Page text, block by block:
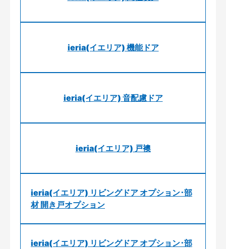
ieria(イエリア) 機能ドア
ieria(イエリア) 音配慮ドア
ieria(イエリア) 戸襖
ieria(イエリア) リビングドア オプション･部
材 開き戸オプション
ieria(イエリア) リビングドア オプション･部